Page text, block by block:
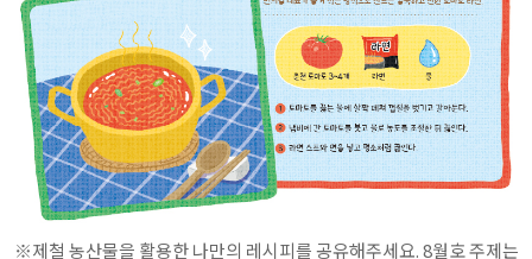
※제철 농산물을 활용한 나만의 레시피를 공유해주세요. 8월호 주제는